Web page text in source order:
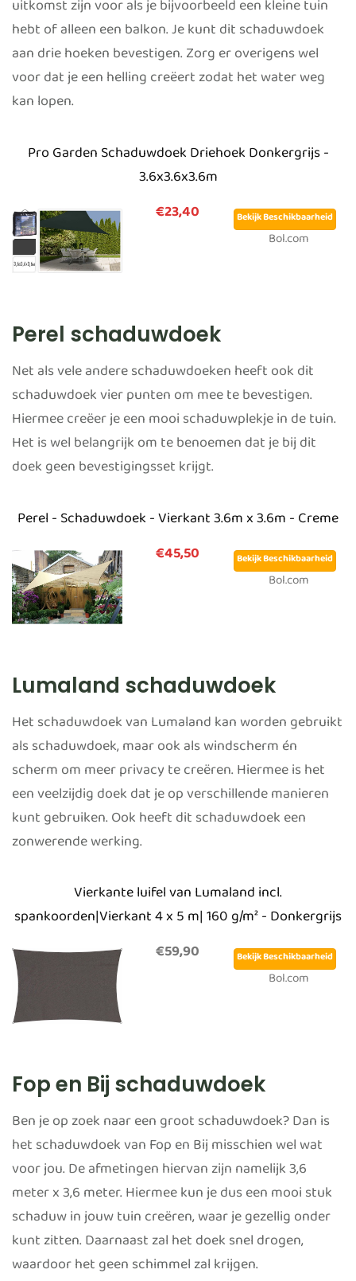
uitkomst zijn voor als je bijvoorbeeld een kleine tuin
hebt of alleen een balkon. Je kunt dit schaduwdoek
aan drie hoeken bevestigen. Zorg er overigens wel
voor dat je een helling creëert zodat het water weg
kan lopen.
Pro Garden Schaduwdoek Driehoek Donkergrijs -
3.6x3.6x3.6m
€23,40
Bekijk Beschikbaarheid
Bol.com
Perel schaduwdoek
Net als vele andere schaduwdoeken heeft ook dit
schaduwdoek vier punten om mee te bevestigen.
Hiermee creëer je een mooi schaduwplekje in de tuin.
Het is wel belangrijk om te benoemen dat je bij dit
doek geen bevestigingsset krijgt.
Perel - Schaduwdoek - Vierkant 3.6m x 3.6m - Creme
€45,50
Bekijk Beschikbaarheid
Bol.com
Lumaland schaduwdoek
Het schaduwdoek van Lumaland kan worden gebruikt
als schaduwdoek, maar ook als windscherm én
scherm om meer privacy te creëren. Hiermee is het
een veelzijdig doek dat je op verschillende manieren
kunt gebruiken. Ook heeft dit schaduwdoek een
zonwerende werking.
Vierkante luifel van Lumaland incl.
spankoorden|Vierkant 4 x 5 m| 160 g/m² - Donkergrijs
€59,90
Bekijk Beschikbaarheid
Bol.com
Fop en Bij schaduwdoek
Ben je op zoek naar een groot schaduwdoek? Dan is
het schaduwdoek van Fop en Bij misschien wel wat
voor jou. De afmetingen hiervan zijn namelijk 3,6
meter x 3,6 meter. Hiermee kun je dus een mooi stuk
schaduw in jouw tuin creëren, waar je gezellig onder
kunt zitten. Daarnaast zal het doek snel drogen,
waardoor het geen schimmel zal krijgen.